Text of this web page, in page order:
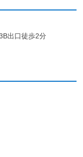
出口徒歩2分